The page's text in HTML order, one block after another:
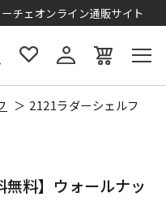
チェオンライン通販サイト
2121ラダーシェルフ
料】ウォールナッ